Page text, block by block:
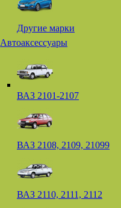
Другие марки
Автоаксессуары
ВАЗ 2101-2107
ВАЗ 2108, 2109, 21099
ВАЗ 2110, 2111, 2112